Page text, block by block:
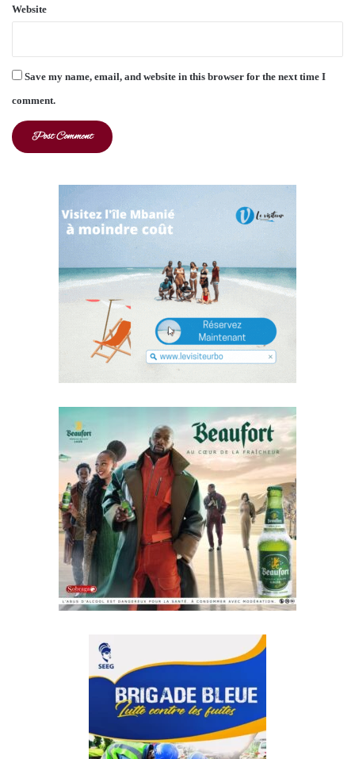
Website
Save my name, email, and website in this browser for the next time I
comment.